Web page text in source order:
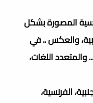
المصورة بشكل
والعكس .. في
والمتعدد اللغات،
الفرنسية،